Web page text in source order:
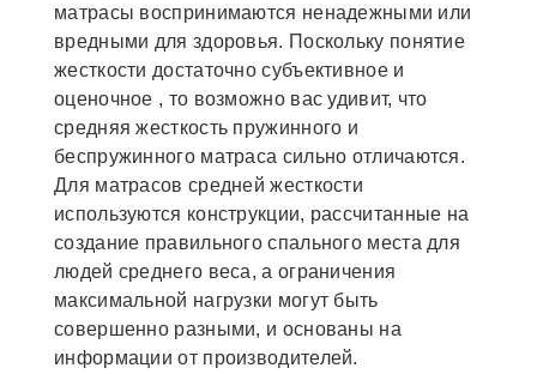
матрасы воспринимаются ненадежными или
вредными для здоровья. Поскольку понятие
жесткости достаточно субъективное и
оценочное , то возможно вас удивит, что
средняя жесткость пружинного и
беспружинного матраса сильно отличаются.
Для матрасов средней жесткости
используются конструкции, рассчитанные на
создание правильного спального места для
людей среднего веса, а ограничения
максимальной нагрузки могут быть
совершенно разными, и основаны на
информации от производителей.